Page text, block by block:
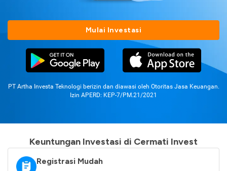
Mulai Investasi
PT Artha Investa Teknologi berizin dan diawasi oleh Otoritas Jasa Keuangan.
Izin APERD: KEP-7/PM.21/2021
Keuntungan Investasi di Cermati Invest
Registrasi Mudah